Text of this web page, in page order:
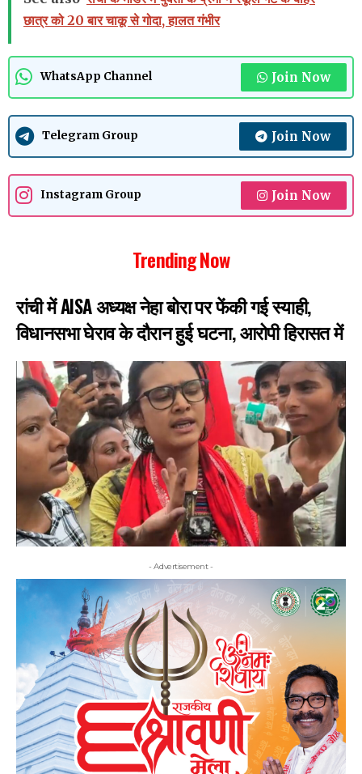
छात्र को 20 बार चाकू से गोदा, हालत गंभीर
WhatsApp Channel Join Now
Telegram Group Join Now
Instagram Group Join Now
Trending Now
रांची में AISA अध्यक्ष नेहा बोरा पर फेंकी गई स्याही,
विधानसभा घेराव के दौरान हुई घटना, आरोपी हिरासत में
- Advertisement -